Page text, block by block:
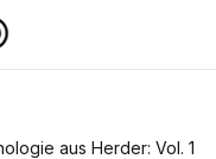
aus Herder: Vol. 1